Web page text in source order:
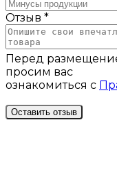
Отзыв *
Перед
просим вас
ознакомиться с